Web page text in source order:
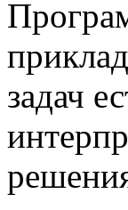
задач